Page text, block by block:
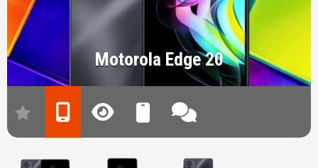
Motorola Edge 20